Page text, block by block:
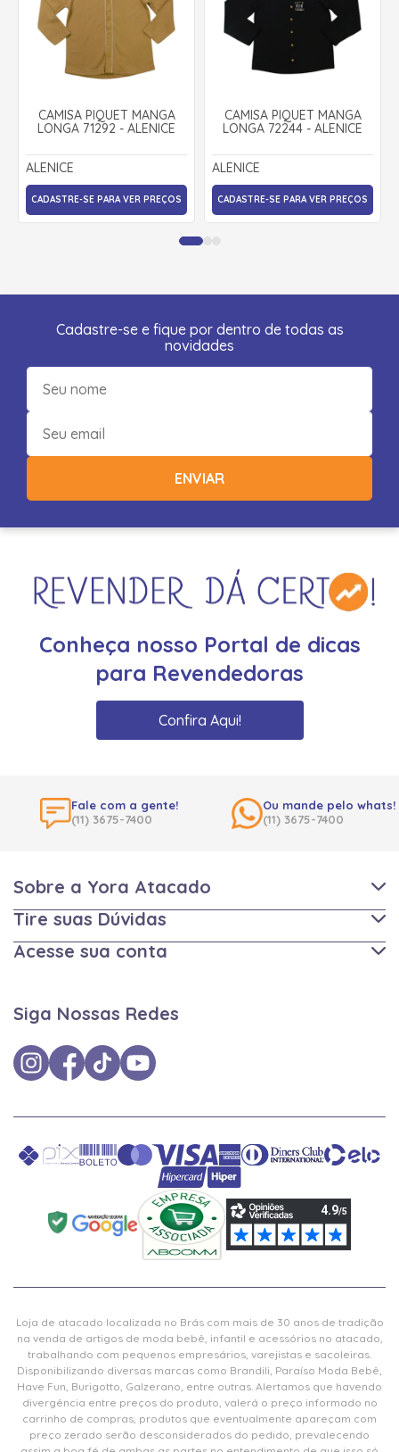
CAMISA PIQUET MANGA
LONGA 71292 - ALENICE
ALENICE
CADASTRE-SE PARA VER PREÇOS
CAMISA PIQUET MANGA
LONGA 72244 - ALENICE
ALENICE
CADASTRE-SE PARA VER PREÇOS
Cadastre-se e fique por dentro de todas as
novidades
ENVIAR
Conheça nosso Portal de dicas
para Revendedoras
Confira Aqui!
Fale com a gente!
(11) 3675-7400
Ou mande pelo whats!
(11) 3675-7400
Sobre a Yora Atacado
Tire suas Dúvidas
Acesse sua conta
Siga Nossas Redes
Loja de atacado localizada no Brás com mais de 30 anos de tradição
na venda de artigos de moda bebê, infantil e acessórios no atacado,
trabalhando com pequenos empresários, varejistas e sacoleiras.
Disponibilizando diversas marcas como Brandili, Paraíso Moda Bebê,
Have Fun, Burigotto, Galzerano, entre outras. Alertamos que havendo
divergência entre preços do produto, valerá o preço informado no
carrinho de compras, produtos que eventualmente apareçam com
preço zerado serão desconsiderados do pedido, prevalecendo